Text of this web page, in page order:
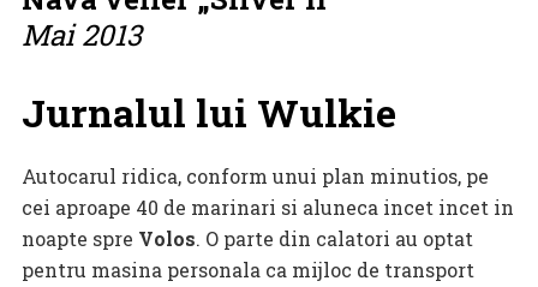
Mai 2013
Jurnalul lui Wulkie
Autocarul ridica, conform unui plan minutios, pe
cei aproape 40 de marinari si aluneca incet incet in
noapte spre Volos. O parte din calatori au optat
pentru masina personala ca mijloc de transport